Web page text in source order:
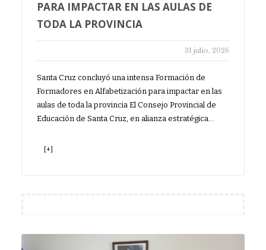
PARA IMPACTAR EN LAS AULAS DE
TODA LA PROVINCIA
31 julio, 2026
Santa Cruz concluyó una intensa Formación de
Formadores en Alfabetización para impactar en las
aulas de toda la provincia El Consejo Provincial de
Educación de Santa Cruz, en alianza estratégica…
[+]